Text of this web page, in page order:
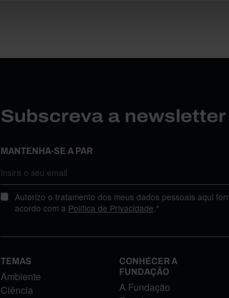
Subscreva a
MANTENHA-SE A PAR
Autorizo o tratamento dos meus dados pessoais aqui
acordo com a Política de Privacidade.*
TEMAS
Ambiente
Ciência
CONHECER A
FUNDAÇÃO
A Fundação